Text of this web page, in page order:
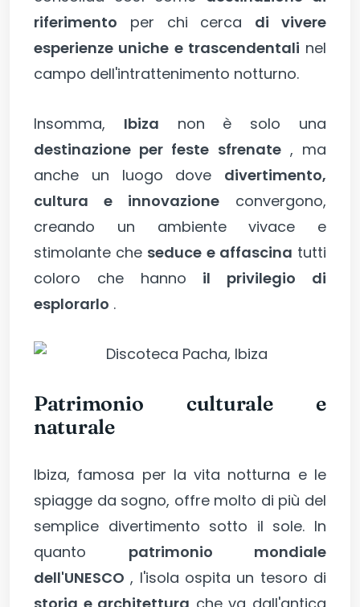
riferimento per chi cerca di vivere
esperienze uniche e trascendentali nel
campo dell'intrattenimento notturno.
Insomma, Ibiza non è solo una
destinazione per feste sfrenate, ma
anche un luogo dove divertimento,
cultura e innovazione convergono,
creando un ambiente vivace e
stimolante che seduce e affascina tutti
coloro che hanno il privilegio di
esplorarlo .
Patrimonio culturale e
naturale
Ibiza, famosa per la vita notturna e le
spiagge da sogno, offre molto di più del
semplice divertimento sotto il sole. In
quanto patrimonio mondiale
dell'UNESCO , l'isola ospita un tesoro di